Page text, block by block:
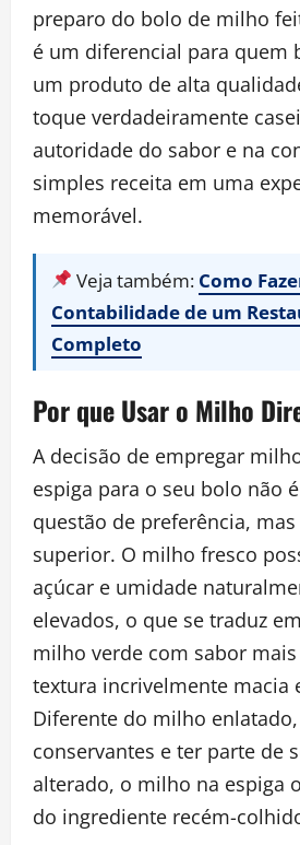
preparo do bolo de milho
é um diferencial para quem
um produto de alta
toque verdadeiramente
autoridade do sabor e na
simples receita em uma
memorável.
Veja também: Como
Contabilidade de um
Completo
Por que Usar o Milho
A decisão de empregar
espiga para o seu bolo não
questão de preferência,
superior. O milho fresco
açúcar e umidade
elevados, o que se traduz
milho verde com sabor
textura incrivelmente macia
Diferente do milho
conservantes e ter parte de
alterado, o milho na espiga
do ingrediente recém-